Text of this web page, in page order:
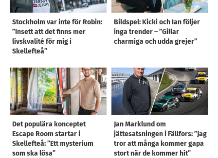
Stockholm var inte för Robin:
”Insett att det finns mer
livskvalité för mig i
Skellefteå”
Bildspel: Kicki och Ian följer
inga trender – ”Gillar
charmiga och udda grejer”
Det populära konceptet
Escape Room startar i
Skellefteå: ”Ett mysterium
som ska lösa”
Jan Marklund om
jättesatsningen i Fällfors: ”Jag
tror att många kommer gapa
stort när de kommer hit”